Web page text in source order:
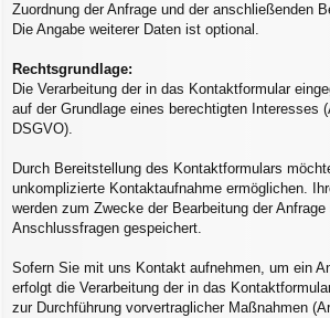
Zuordnung der Anfrage und der anschließenden
Die Angabe weiterer Daten ist optional.
Rechtsgrundlage:
Die Verarbeitung der in das Kontaktformular
auf der Grundlage eines berechtigten Interesses
DSGVO).
Durch Bereitstellung des Kontaktformulars
unkomplizierte Kontaktaufnahme ermöglichen.
werden zum Zwecke der Bearbeitung der
Anschlussfragen gespeichert.
Sofern Sie mit uns Kontakt aufnehmen, um ein
erfolgt die Verarbeitung der in das
zur Durchführung vorvertraglicher Maßnahmen